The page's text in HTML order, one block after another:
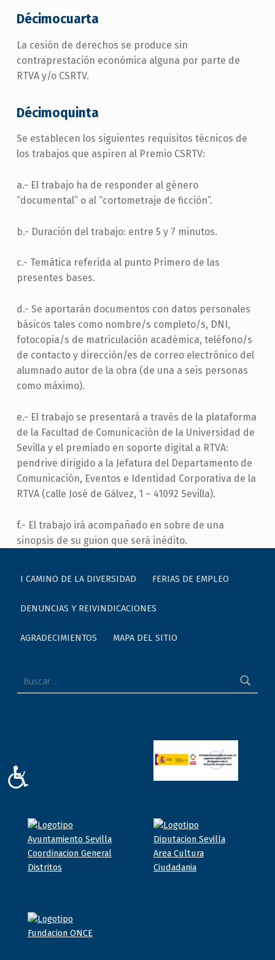
Décimocuarta
La cesión de derechos se produce sin
contraprestación económica alguna por parte de
RTVA y/o CSRTV.
Décimoquinta
Se establecen los siguientes requisitos técnicos de
los trabajos que aspiren al Premio CSRTV:
a.- El trabajo ha de responder al género
“documental” o al “cortometraje de ficción”.
b.- Duración del trabajo: entre 5 y 7 minutos.
c.- Temática referida al punto Primero de las
presentes bases.
d.- Se aportarán documentos con datos personales
básicos tales como nombre/s completo/s, DNI,
fotocopia/s de matriculación académica, teléfono/s
de contacto y dirección/es de correo electrónico del
alumnado autor de la obra (de una a seis personas
como máximo).
e.- El trabajo se presentará a través de la plataforma
de la Facultad de Comunicación de la Universidad de
Sevilla y el premiado en soporte digital a RTVA:
pendrive dirigido a la Jefatura del Departamento de
Comunicación, Eventos e Identidad Corporativa de la
RTVA (calle José de Gálvez, 1 – 41092 Sevilla).
f.- El trabajo irá acompañado en sobre de una
sinopsis de su guion que será inédito.
Skip back to main navigation
I CAMINO DE LA DIVERSIDAD FERIAS DE EMPLEO
DENUNCIAS Y REIVINDICACIONES
AGRADECIMIENTOS MAPA DEL SITIO